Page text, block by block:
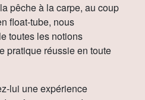
pêche à la carpe, au coup
float-tube, nous
toutes les notions
pratique réussie en toute
lui une expérience